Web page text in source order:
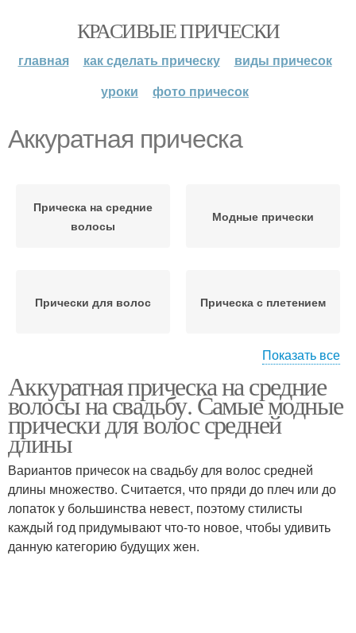
КРАСИВЫЕ ПРИЧЕСКИ
главная как сделать прическу
виды причесок
уроки
фото причесок
Аккуратная прическа
Прическа на средние
волосы
Модные прически
Прически для волос Прическа с плетением
Прически без челки Свадебная прическа
Прически на средние
волосы
Прически для гостей
Показать все
Аккуратная прическа на средние
волосы на свадьбу. Самые модные
прически для волос средней
длины
Вариантов причесок на свадьбу для волос средней
длины множество. Считается, что пряди до плеч или до
лопаток у большинства невест, поэтому стилисты
каждый год придумывают что-то новое, чтобы удивить
данную категорию будущих жен.